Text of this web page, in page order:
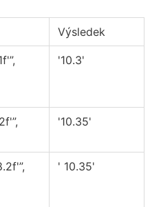
Výsledek
'10.3'
'10.35'
' 10.35'